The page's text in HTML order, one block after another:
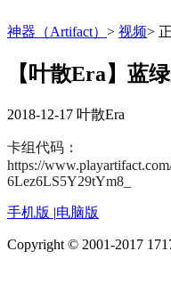
神器（Artifact） > 视频>
【叶散Era】蓝
2018-12-17 叶散Era
卡组代码：
https://
6Lez6LS5Y29tYm8_
手机版 |电脑版
Copyright © 2001-2017